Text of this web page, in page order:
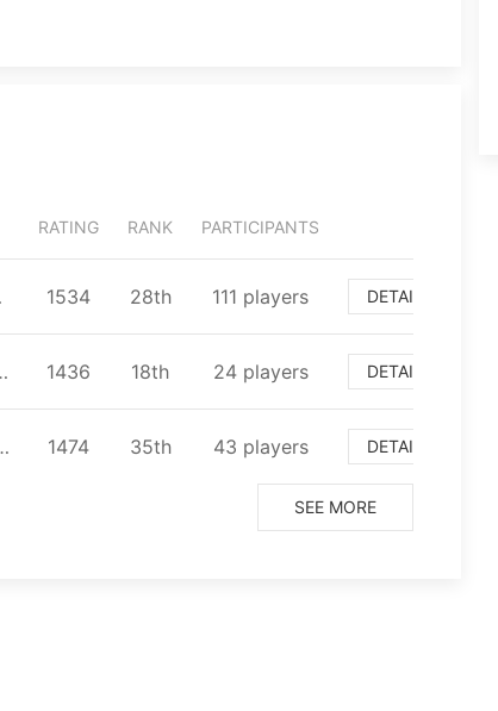
RATING RANK PARTICIPANTS
1534 ⁨28⁩th ⁨111⁩ players DETAIL
1436 ⁨18⁩th ⁨24⁩ players DETAIL
1474 ⁨35⁩th ⁨43⁩ players DETAIL
SEE MORE